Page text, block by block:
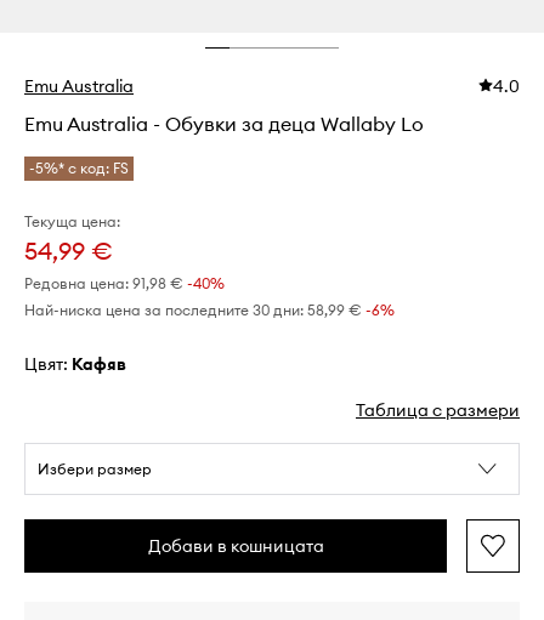
Emu Australia 4.0
Emu Australia - Обувки за деца Wallaby Lo
-5%* с код: FS
Текуща цена:
54,99 €
Редовна цена: 91,98 € -40%
Най-ниска цена за последните 30 дни: 58,99 € -6%
Цвят: кафяв
Таблица с размери
Избери размер
Добави в кошницата